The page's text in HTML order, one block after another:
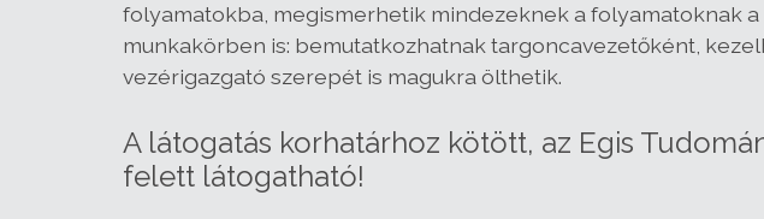
folyamatokba, megismerhetik mindezeknek a folyamatoknak
munkakörben is: bemutatkozhatnak targoncavezetőként,
vezérigazgató szerepét is magukra ölthetik.
A látogatás korhatárhoz kötött, az Egis
felett látogatható!